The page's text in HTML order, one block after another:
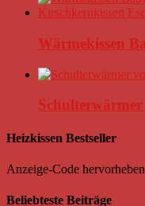
Wärmekissen
Heizkissen Bestseller
Anzeige-Code hervorheben
Beliebteste Beiträge